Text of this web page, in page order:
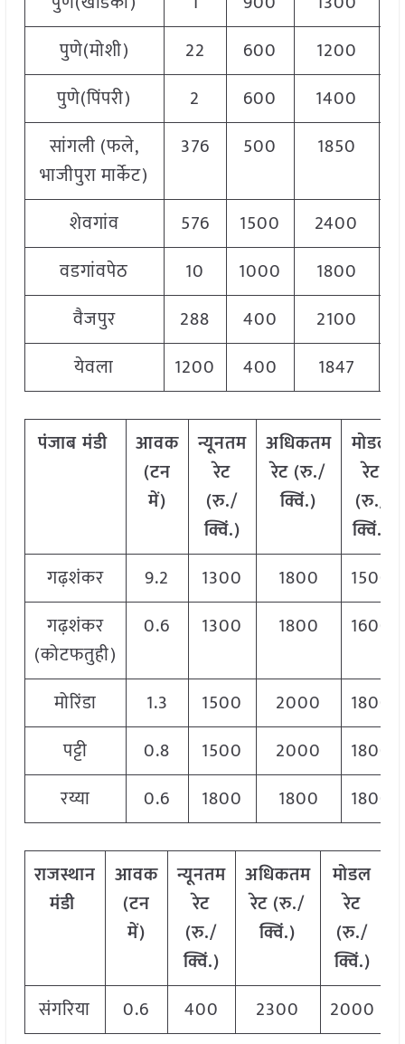
पुणे(मोशी)
22 600 1200
पुणे(पिंपरी)
2 600 1400
सांगली (फले,
भाजीपुरा मार्केट)
376 500 1850
शेवगांव 576 1500 2400
वडगांवपेठ
10 1000 1800
वैजपुर
288 400 2100
येवला
1200 400 1847
पंजाबमंडी
आवक
(टन
में)
न्यूनतम
रेट
(रु./
क्विं.)
अधिकतम
रेट (रु./
क्विं.)
मोडल
रेट
(रु./
क्विं.)
गढ़शंकर
9.2 1300 1800
1500
गढ़शंकर
(कोटफतुही)
0.6 1300 1800 1600
मोरिंडा 1.3 1500 2000
1800
पट्टी
0.8 1500 2000
1800
रय्या
0.6 1800 1800 1800
राजस्थान
मंडी
आवक
(टन
में)
न्यूनतम
रेट
(रु./
क्विं.)
अधिकतम
रेट (रु./
क्विं.)
मोडल
रेट
(रु./
क्विं.)
संगरिया
0.6 400 2300 2000